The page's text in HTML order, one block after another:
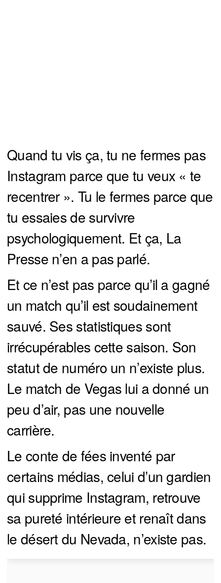
Quand tu vis ça, tu ne fermes pas
Instagram parce que tu veux « te
recentrer ». Tu le fermes parce que
tu essaies de survivre
psychologiquement. Et ça, La
Presse n’en a pas parlé.
Et ce n’est pas parce qu’il a gagné
un match qu’il est soudainement
sauvé. Ses statistiques sont
irrécupérables cette saison. Son
statut de numéro un n’existe plus.
Le match de Vegas lui a donné un
peu d’air, pas une nouvelle
carrière.
Le conte de fées inventé par
certains médias, celui d’un gardien
qui supprime Instagram, retrouve
sa pureté intérieure et renaît dans
le désert du Nevada, n’existe pas.